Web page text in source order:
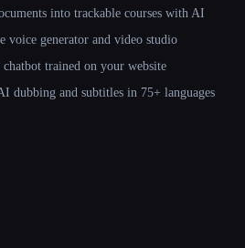
into trackable courses with AI
generator and video studio
trained on your website
dubbing and subtitles in 75+ languages